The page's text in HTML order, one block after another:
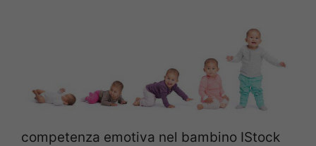
competenza emotiva nel bambino IStock